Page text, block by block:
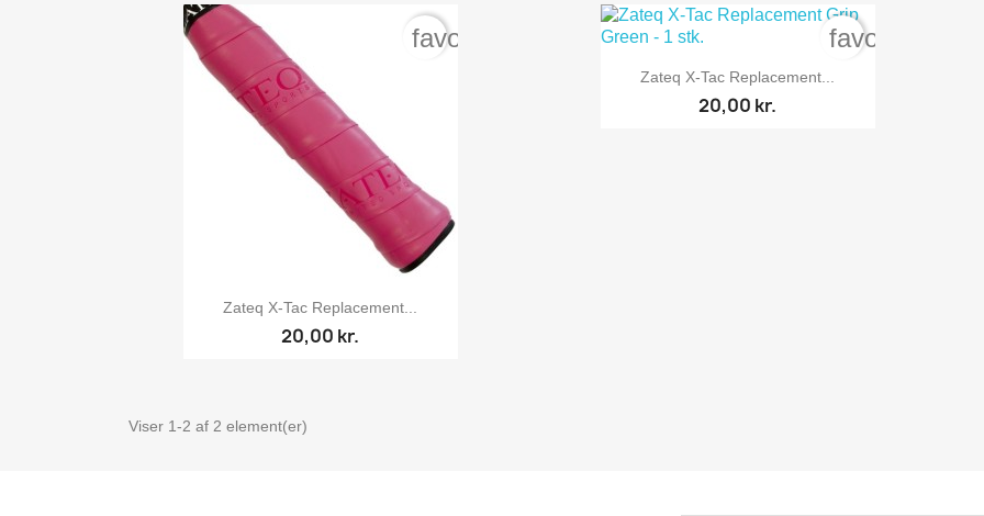
 Vis her
Zateq X-Tac Replacement...
20,00 kr.
favorite_border
 Vis her
Zateq X-Tac Replacement...
20,00 kr.
Viser 1-2 af 2 element(er)